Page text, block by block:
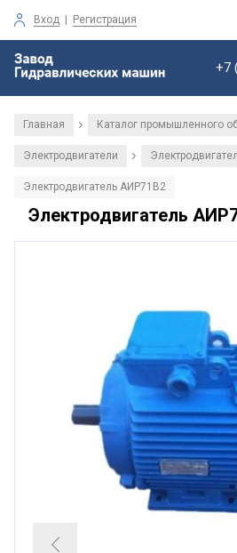
Вход | Регистрация
+7
Главная / Каталог промышленного
Электродвигатели /
Электродвигатель АИР71В2
Электродвигатель